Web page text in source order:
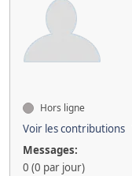
Hors ligne
Voir les contributions
Messages:
0 (0 par jour)